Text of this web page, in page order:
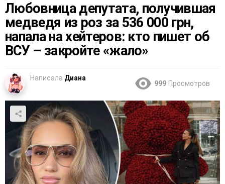
Любовница депутата, получившая
медведя из роз за 536 000 грн,
напала на хейтеров: кто пишет об
ВСУ – закройте «жало»
Написала Диана
999 Просмотров